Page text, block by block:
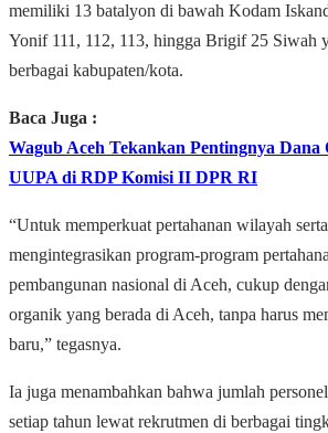
memiliki 13 batalyon di bawah Kodam
Yonif 111, 112, 113, hingga Brigif 25 Siwah
berbagai kabupaten/kota.
Baca Juga :
Wagub Aceh Tekankan Pentingnya Dana
UUPA di RDP Komisi II DPR RI
“Untuk memperkuat pertahanan wilayah
mengintegrasikan program-program
pembangunan nasional di Aceh, cukup
organik yang berada di Aceh, tanpa harus
baru,” tegasnya.
Ia juga menambahkan bahwa jumlah
setiap tahun lewat rekrutmen di berbagai